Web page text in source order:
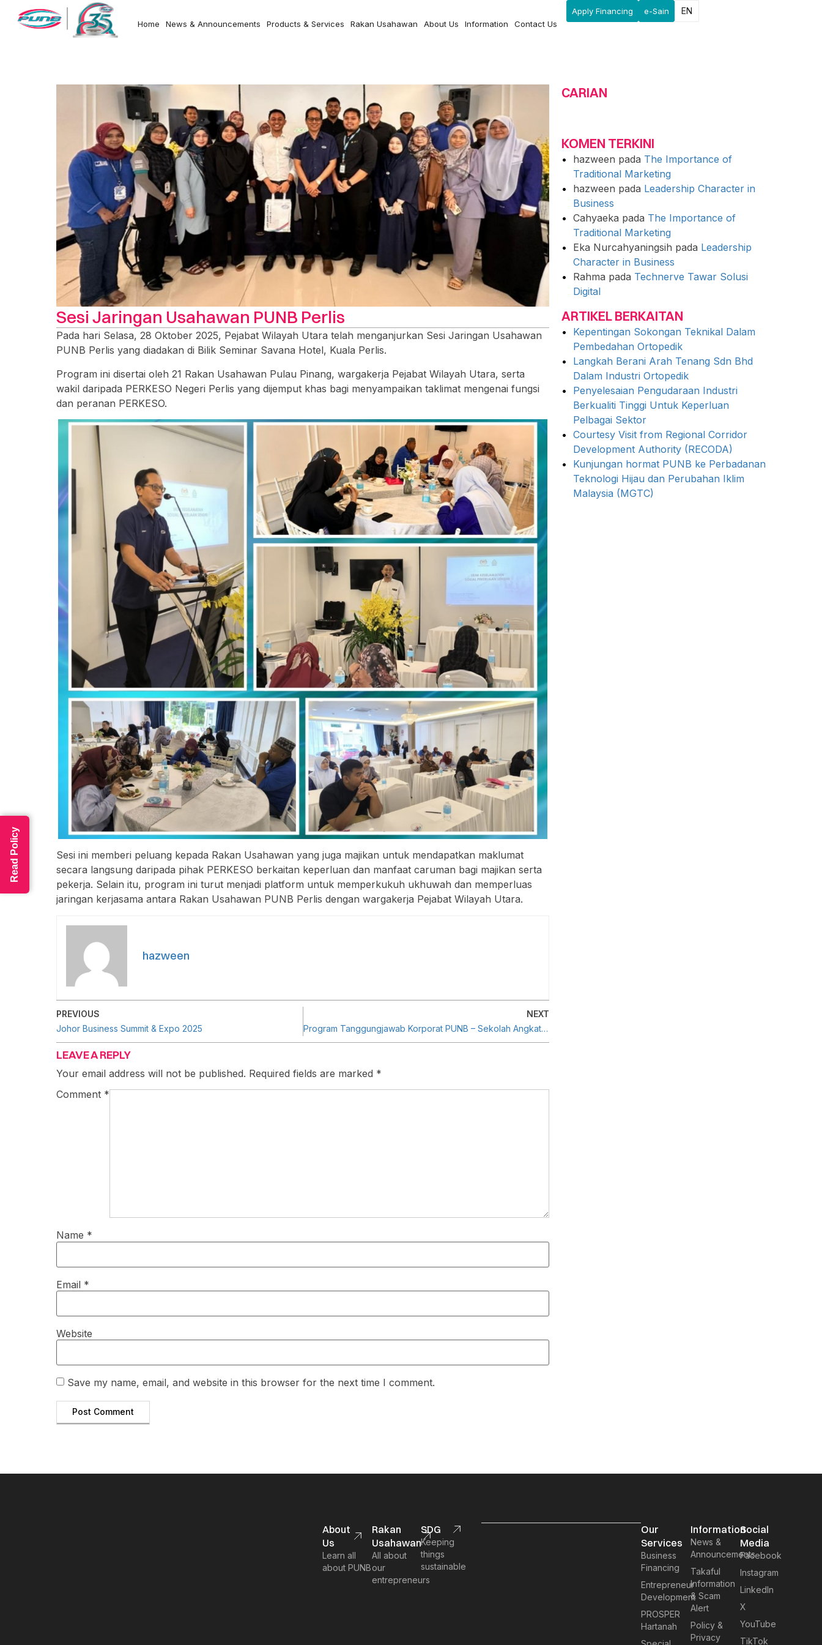
Home News & Announcements Products & Services Rakan Usahawan About Us Information Contact Us
Apply Financing e-Sain EN
Sesi Jaringan Usahawan PUNB Perlis
Pada hari Selasa, 28 Oktober 2025, Pejabat Wilayah Utara telah menganjurkan Sesi Jaringan Usahawan
PUNB Perlis yang diadakan di Bilik Seminar Savana Hotel, Kuala Perlis.
Program ini disertai oleh 21 Rakan Usahawan Pulau Pinang, wargakerja Pejabat Wilayah Utara, serta
wakil daripada PERKESO Negeri Perlis yang dijemput khas bagi menyampaikan taklimat mengenai fungsi
dan peranan PERKESO.
Sesi ini memberi peluang kepada Rakan Usahawan yang juga majikan untuk mendapatkan maklumat
secara langsung daripada pihak PERKESO berkaitan keperluan dan manfaat caruman bagi majikan serta
pekerja. Selain itu, program ini turut menjadi platform untuk memperkukuh ukhuwah dan memperluas
jaringan kerjasama antara Rakan Usahawan PUNB Perlis dengan wargakerja Pejabat Wilayah Utara.
hazween
PREVIOUS
Johor Business Summit & Expo 2025
NEXT
Program Tanggungjawab Korporat PUNB – Sekolah Angkat Madani JPM
LEAVE A REPLY
Your email address will not be published. Required fields are marked *
Comment *
Name *
Email *
Website
Save my name, email, and website in this browser for the next time I comment.
CARIAN
KOMEN TERKINI
hazween pada The Importance of
Traditional Marketing
hazween pada Leadership Character in
Business
Cahyaeka pada The Importance of
Traditional Marketing
Eka Nurcahyaningsih pada Leadership
Character in Business
Rahma pada Technerve Tawar Solusi
Digital
ARTIKEL BERKAITAN
Kepentingan Sokongan Teknikal Dalam
Pembedahan Ortopedik
Langkah Berani Arah Tenang Sdn Bhd
Dalam Industri Ortopedik
Penyelesaian Pengudaraan Industri
Berkualiti Tinggi Untuk Keperluan
Pelbagai Sektor
Courtesy Visit from Regional Corridor
Development Authority (RECODA)
Kunjungan hormat PUNB ke Perbadanan
Teknologi Hijau dan Perubahan Iklim
Malaysia (MGTC)
About
Us
Learn all
about PUNB
Rakan
Usahawan
All about
our
entrepreneurs
SDG
Keeping
things
sustainable
Our
Services
Business
Financing
Entrepreneur
Development
PROSPER
Hartanah
Information
News &
Announcements
Takaful
Information
& Scam
Alert
Policy &
Privacy
Social
Media
Facebook
Instagram
LinkedIn
X
YouTube
TikTok
Read Policy